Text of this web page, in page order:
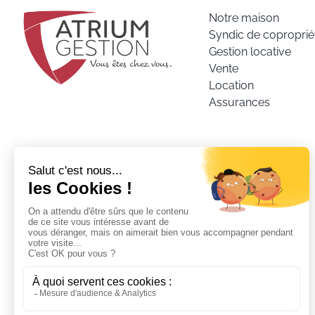
Notre maison
Syndic de
Gestion locative
Vente
Location
Assurances